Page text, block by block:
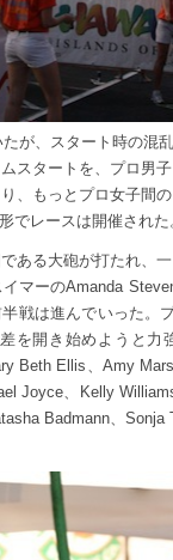
が、スタート時の混
スタートを、プロ男
、もっとプロ女子間
でレースは開催された
ある大砲が打たれ、
マーのAmanda
戦は進んでいった。
を開き始めようと力
Beth Ellis、Amy
Joyce、Kelly
Badmann、